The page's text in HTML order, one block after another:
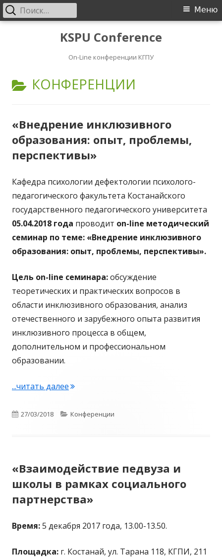
KSPU Conference
On-Line конференции КГПУ
Основное
Меню
Найти:
РАЗДЕЛ:
КОНФЕРЕНЦИИ
«Внедрение инклюзивного
образования: опыт, проблемы,
перспективы»
Кафедра психологии дефектологии психолого-
педагогического факультета Костанайского
государственного педагогического университета
05.04.2018 года проводит on-line методический
семинар по теме: «Внедрение инклюзивного
образования: опыт, проблемы, перспективы».
Цель on-line семинара:обсуждение
теоретических и практических вопросов в
области инклюзивного образования, анализ
отечественного и зарубежного опыта развития
инклюзивного процесса в общем,
дополнительном и профессиональном
образовании.
...читать далее"«Внедрение инклюзивного
Опубликовано
27/03/2018 Рубрики
Конференции
«Взаимодействие педвуза и
школы в рамках социального
партнерства»
Время:5 декабря 2017 года, 13.00-13.50.
Площадка: г. Костанай, ул. Тарана 118, КГПИ, 211